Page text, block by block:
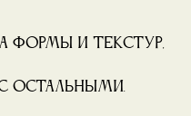
формы и текстур,
остальными.